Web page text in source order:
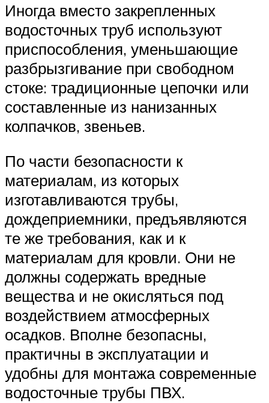
Иногда вместо закрепленных
водосточных труб используют
приспособления, уменьшающие
разбрызгивание при свободном
стоке: традиционные цепочки или
составленные из нанизанных
колпачков, звеньев.
По части безопасности к
материалам, из которых
изготавливаются трубы,
дождеприемники, предъявляются
те же требования, как и к
материалам для кровли. Они не
должны содержать вредные
вещества и не окисляться под
воздействием атмосферных
осадков. Вполне безопасны,
практичны в эксплуатации и
удобны для монтажа современные
водосточные трубы ПВХ.